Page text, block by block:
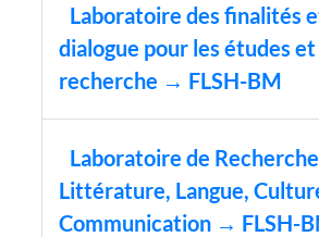
Laboratoire des finalités
dialogue pour les études et
recherche → FLSH-BM
Laboratoire de
Littérature, Langue,
Communication → FLSH-